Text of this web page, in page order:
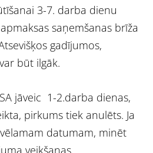
3-7. darba dienu
saņemšanas brīža
gadījumos,
būt ilgāk.
jāveic 1-2.darba dienas,
pirkums tiek anulēts. Ja
datumam, minēt